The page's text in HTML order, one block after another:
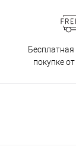
покупке